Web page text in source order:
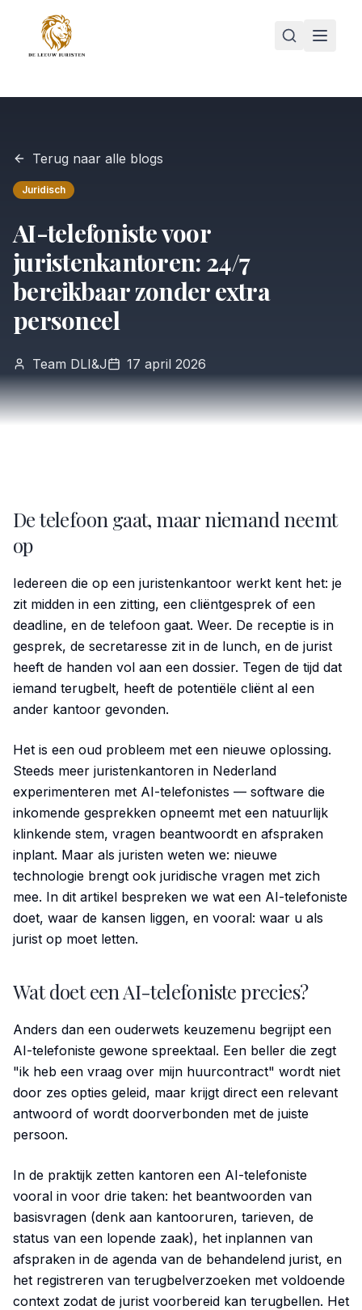
Terug naar alle blogs
Juridisch
AI-telefoniste voor
juristenkantoren: 24/7
bereikbaar zonder extra
personeel
Team DLI&J 17 april 2026
De telefoon gaat, maar niemand neemt
op
Iedereen die op een juristenkantoor werkt kent het: je
zit midden in een zitting, een cliëntgesprek of een
deadline, en de telefoon gaat. Weer. De receptie is in
gesprek, de secretaresse zit in de lunch, en de jurist
heeft de handen vol aan een dossier. Tegen de tijd dat
iemand terugbelt, heeft de potentiële cliënt al een
ander kantoor gevonden.
Het is een oud probleem met een nieuwe oplossing.
Steeds meer juristenkantoren in Nederland
experimenteren met AI-telefonistes — software die
inkomende gesprekken opneemt met een natuurlijk
klinkende stem, vragen beantwoordt en afspraken
inplant. Maar als juristen weten we: nieuwe
technologie brengt ook juridische vragen met zich
mee. In dit artikel bespreken we wat een AI-telefoniste
doet, waar de kansen liggen, en vooral: waar u als
jurist op moet letten.
Wat doet een AI-telefoniste precies?
Anders dan een ouderwets keuzemenu begrijpt een
AI-telefoniste gewone spreektaal. Een beller die zegt
"ik heb een vraag over mijn huurcontract" wordt niet
door zes opties geleid, maar krijgt direct een relevant
antwoord of wordt doorverbonden met de juiste
persoon.
In de praktijk zetten kantoren een AI-telefoniste
vooral in voor drie taken: het beantwoorden van
basisvragen (denk aan kantooruren, tarieven, de
status van een lopende zaak), het inplannen van
afspraken in de agenda van de behandelend jurist, en
het registreren van terugbelverzoeken met voldoende
context zodat de jurist voorbereid kan terugbellen. Het